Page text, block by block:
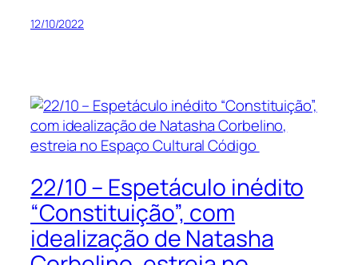
12/10/2022
22/10 – Espetáculo inédito
“Constituição”, com
idealização de Natasha